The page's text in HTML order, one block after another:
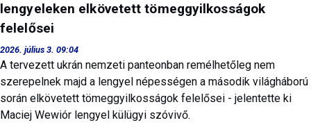
lengyeleken elkövetett tömeggyilkosságok
felelősei
2026. július 3. 09:04
A tervezett ukrán nemzeti panteonban remélhetőleg nem
szerepelnek majd a lengyel népességen a második világháború
során elkövetett tömeggyilkosságok felelősei - jelentette ki
Maciej Wewiór lengyel külügyi szóvivő.